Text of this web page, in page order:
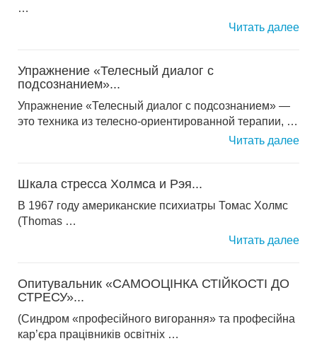
…
Читать далее
Упражнение «Телесный диалог с
подсознанием»...
Упражнение «Телесный диалог с подсознанием» —
это техника из телесно-ориентированной терапии, …
Читать далее
Шкала стресса Холмса и Рэя...
В 1967 году американские психиатры Томас Холмс
(Thomas …
Читать далее
Опитувальник «САМООЦІНКА СТІЙКОСТІ ДО
СТРЕСУ»...
(Синдром «професійного вигорання» та професійна
кар’єра працівників освітніх …